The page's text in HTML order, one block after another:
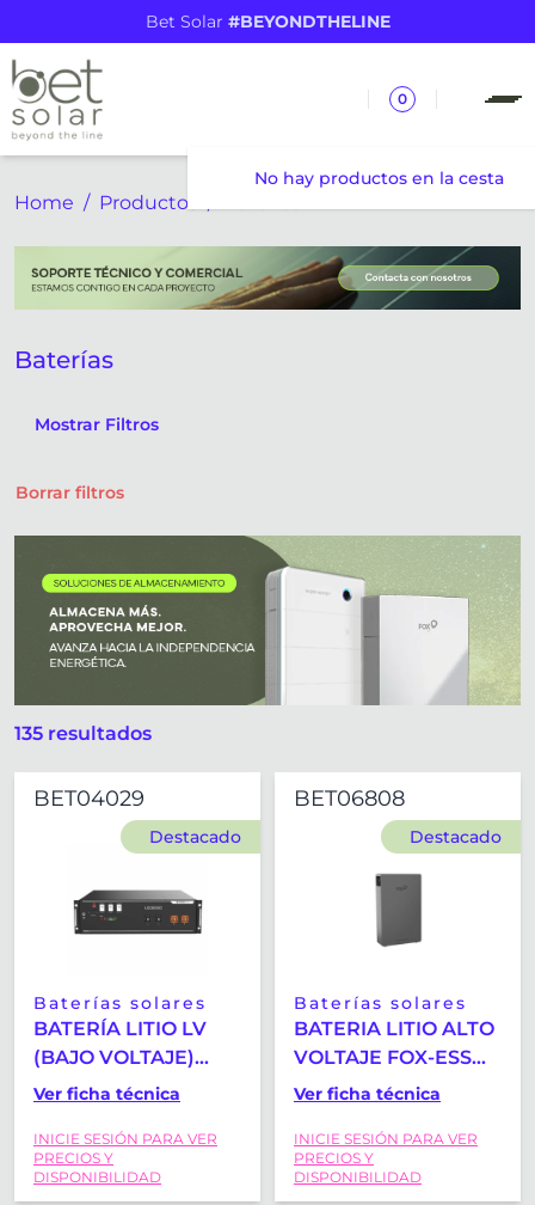
Bet Solar #BEYONDTHELINE
0
No hay productos en la cesta
Home Productos
Baterías
Mostrar Filtros
Borrar filtros
Cargador baterías
Accesorio baterías
Baterías solares
135 resultados
BET04029
Destacado
Baterías solares
BATERÍA LITIO LV
(BAJO VOLTAJE)
PYLONTECH
3.5KWH
Ver ficha técnica
INICIE SESIÓN PARA VER
PRECIOS Y
DISPONIBILIDAD
BET06808
Destacado
Baterías solares
BATERIA LITIO ALTO
VOLTAJE FOX-ESS
EP5
Ver ficha técnica
INICIE SESIÓN PARA VER
PRECIOS Y
DISPONIBILIDAD